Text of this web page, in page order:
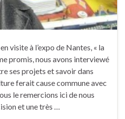
visite à l’expo de Nantes, « la
promis, nous avons interviewé
ses projets et savoir dans
ferait cause commune avec
le remercions ici de nous
et une très …